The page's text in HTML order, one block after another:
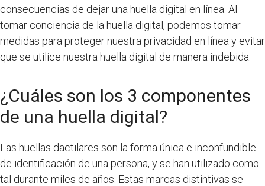
consecuencias de dejar una huella digital en línea. Al
tomar conciencia de la huella digital, podemos tomar
medidas para proteger nuestra privacidad en línea y evitar
que se utilice nuestra huella digital de manera indebida.
¿Cuáles son los 3 componentes
de una huella digital?
Las huellas dactilares son la forma única e inconfundible
de identificación de una persona, y se han utilizado como
tal durante miles de años. Estas marcas distintivas se